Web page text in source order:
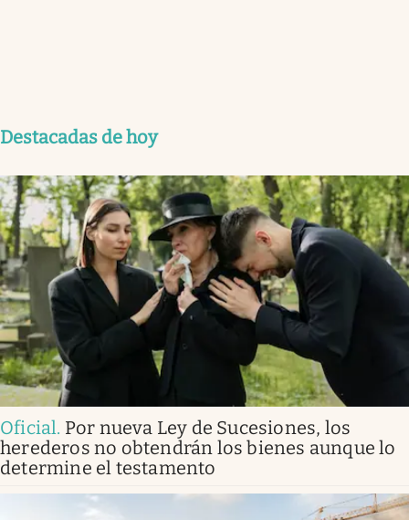
Destacadas de hoy
Oficial. Por nueva Ley de Sucesiones, los
herederos no obtendrán los bienes aunque lo
determine el testamento